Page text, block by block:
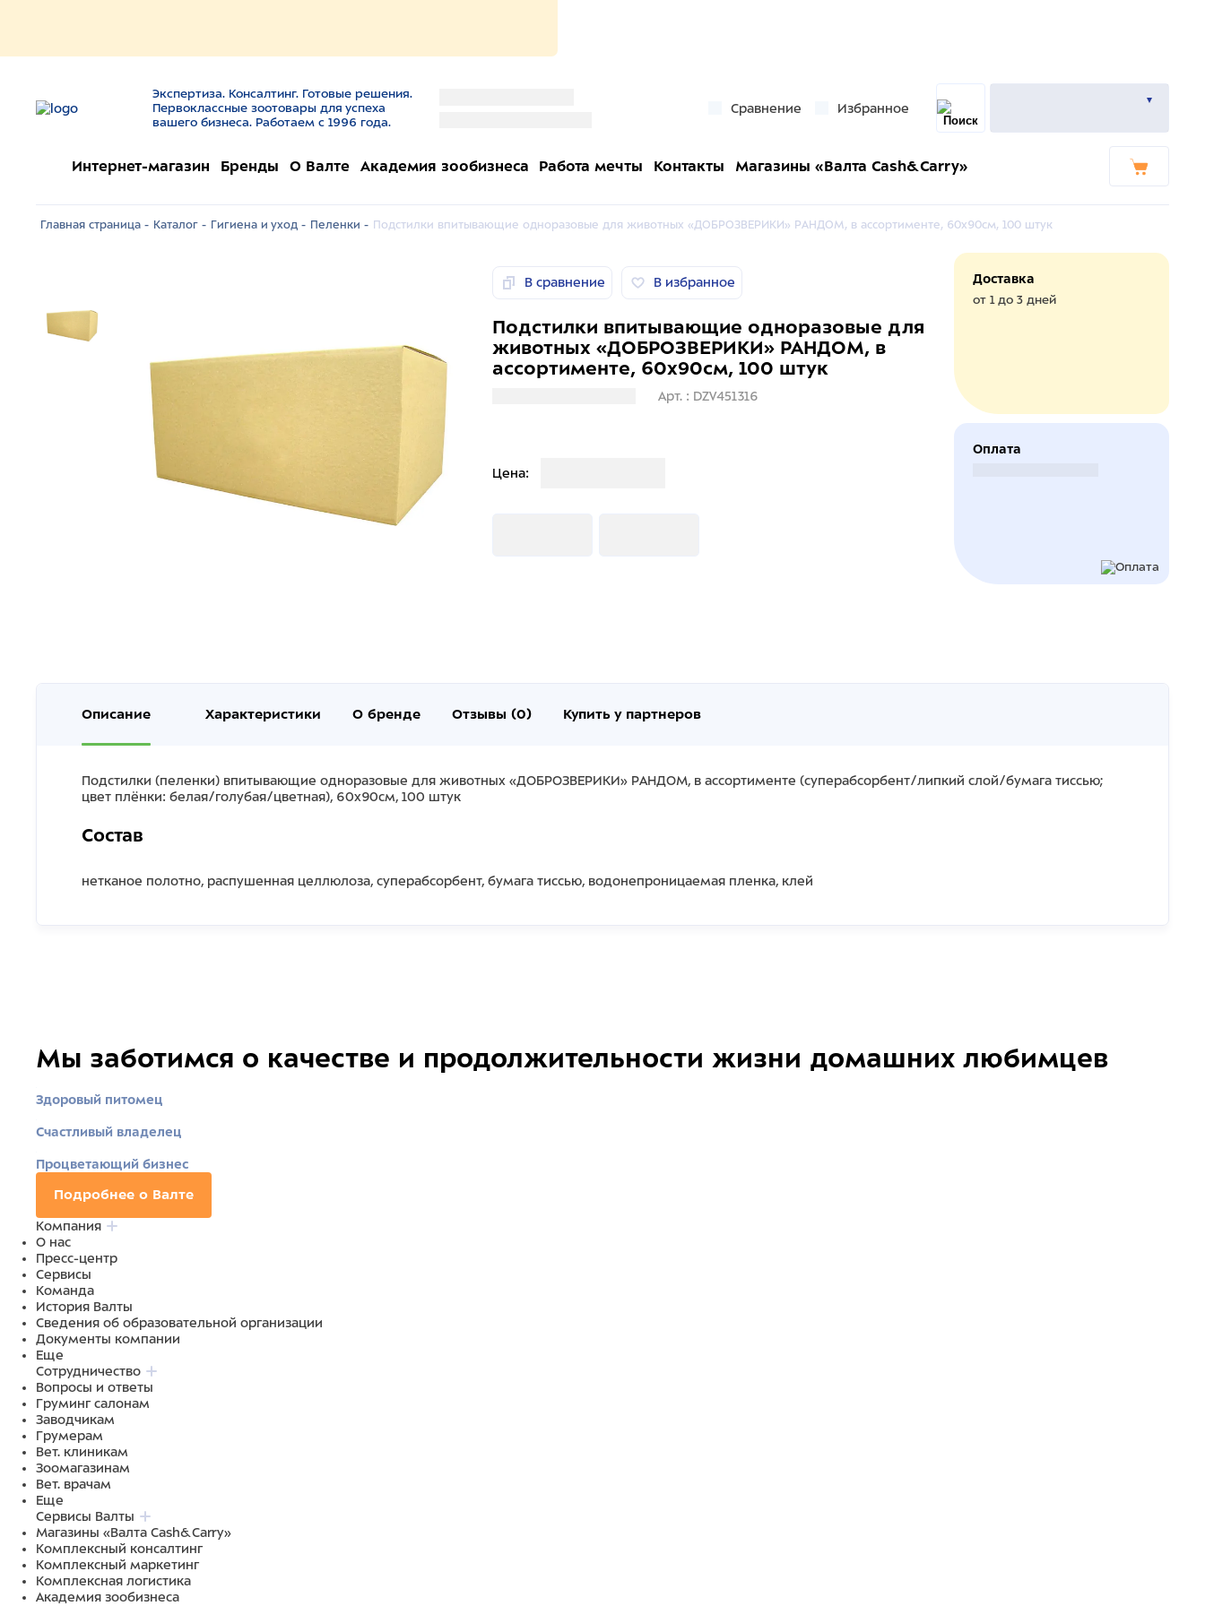
Экспертиза. Консалтинг. Готовые решения.
Первоклассные зоотовары для успеха
вашего бизнеса. Работаем с 1996 года.
Сравнение Избранное
Интернет-магазин Бренды О Валте Академия зообизнеса Работа мечты Контакты Магазины «Валта Cash&Carry»
Главная страница - Каталог - Гигиена и уход - Пеленки - Подстилки впитывающие одноразовые для животных «ДОБРОЗВЕРИКИ» РАНДОМ, в ассортименте, 60х90см, 100 штук
В сравнение В избранное
Подстилки впитывающие одноразовые для
животных «ДОБРОЗВЕРИКИ» РАНДОМ, в
ассортименте, 60х90см, 100 штук
Арт. : DZV451316
Цена:
Доставка
от 1 до 3 дней
Оплата
Описание Характеристики О бренде Отзывы (0) Купить у партнеров
Подстилки (пеленки) впитывающие одноразовые для животных «ДОБРОЗВЕРИКИ» РАНДОМ, в ассортименте (суперабсорбент/липкий слой/бумага тиссью;
цвет плёнки: белая/голубая/цветная), 60х90см, 100 штук
Состав
нетканое полотно, распушенная целлюлоза, суперабсорбент, бумага тиссью, водонепроницаемая пленка, клей
Мы заботимся о качестве и продолжительности жизни домашних любимцев
Здоровый питомец
Счастливый владелец
Процветающий бизнес
Подробнее о Валте
Компания
О нас
Пресс-центр
Сервисы
Команда
История Валты
Сведения об образовательной организации
Документы компании
Еще
Сотрудничество
Вопросы и ответы
Груминг салонам
Заводчикам
Грумерам
Вет. клиникам
Зоомагазинам
Вет. врачам
Еще
Сервисы Валты
Магазины «Валта Cash&Carry»
Комплексный консалтинг
Комплексный маркетинг
Комплексная логистика
Академия зообизнеса